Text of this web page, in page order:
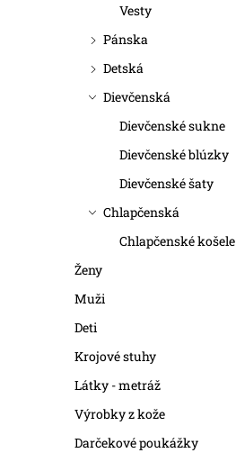
Vesty
Pánska
Detská
Dievčenská
Dievčenské sukne
Dievčenské blúzky
Dievčenské šaty
Chlapčenská
Chlapčenské košele
Ženy
Muži
Deti
Krojové stuhy
Látky - metráž
Výrobky z kože
Darčekové poukážky